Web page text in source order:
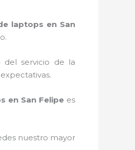
laptops en San
del servicio de la
en San Felipees
nuestro mayor